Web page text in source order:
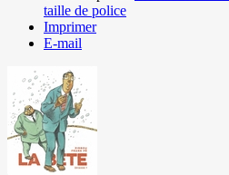
taille de police
Imprimer
E-mail